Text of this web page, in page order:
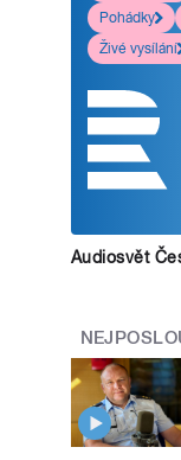
Pohádky
Živé vysílání
Audiosvět